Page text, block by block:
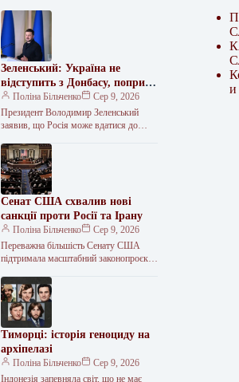
Зеленський: Україна не
відступить з Донбасу, попри
плани РФ щодо мобілізації
Поліна Більченко
Сер 9, 2026
Президент Володимир Зеленський
заявив, що Росія може вдатися до
залякування. За його словами, Кремль
також…
Сенат США схвалив нові
санкції проти Росії та Ірану
Поліна Більченко
Сер 9, 2026
Переважна більшість Сенату США
підтримала масштабний законопроєкт
розроблений покійним сенатором
Ліндсі Гремом, тепер має розглянути
Тиморці: історія геноциду на
архіпелазі
Поліна Більченко
Сер 9, 2026
Індонезія запевняла світ, що не має
и